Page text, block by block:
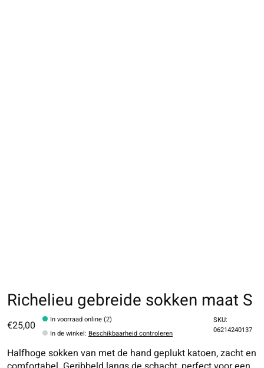
Richelieu gebreide sokken maat S
€25,00
In voorraad online (2)
In de winkel: Beschikbaarheid controleren
SKU:
06214240137
Halfhoge sokken van met de hand geplukt katoen, zacht en